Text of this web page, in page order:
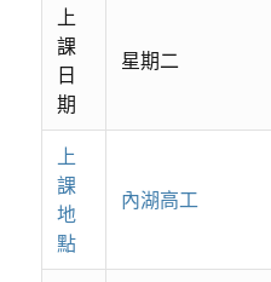
上
課
日
期
星期二
上
課
地
點
內湖高工